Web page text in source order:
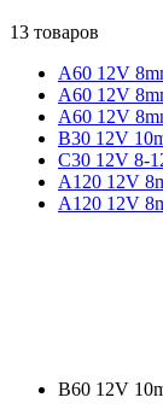
13 товаров
A60 12V
A60 12V
A60 12V
B30 12V
C30 12V 8-
A120 12V
A120 12V
B60 12V